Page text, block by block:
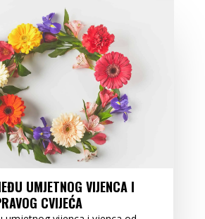
UMJETNOG VIJENCA I
CVIJEĆA